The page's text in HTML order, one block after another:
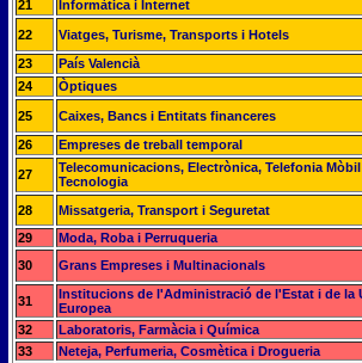
21
Informàtica i Internet
22
Viatges, Turisme, Transports i Hotels
23
País Valencià
24
Òptiques
25
Caixes, Bancs i Entitats financeres
26
Empreses de treball temporal
27
Telecomunicacions, Electrònica, Telefonia
Tecnologia
28
Missatgeria, Transport i Seguretat
29
Moda, Roba i Perruqueria
30
Grans Empreses i Multinacionals
31
Institucions de l'Administració de l'Estat i de la
Europea
32
Laboratoris, Farmàcia i Química
33
Neteja, Perfumeria, Cosmètica i Drogueria